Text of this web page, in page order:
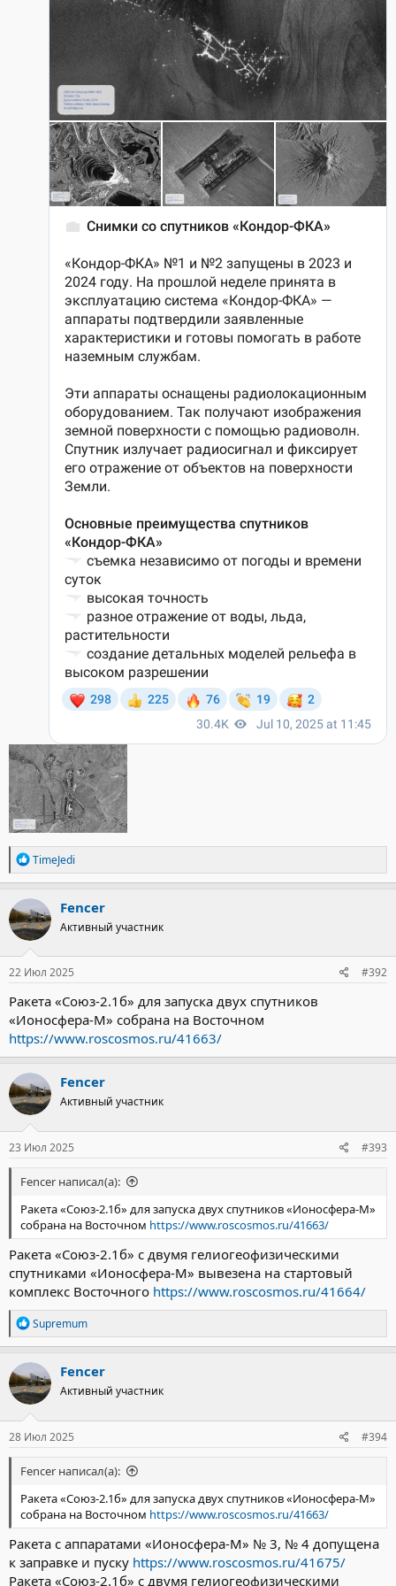
Р
е
а
к
ц
и
и
:
TimeJedi
Fencer
Активный участник
22 Июл 2025 #392
Ракета «Союз-2.1б» для запуска двух спутников
«Ионосфера-М» собрана на Восточном
https://www.roscosmos.ru/41663/
Fencer
Активный участник
23 Июл 2025 #393
Fencer написал(а):
Ракета «Союз-2.1б» для запуска двух спутников «Ионосфера-М»
собрана на Восточном https://www.roscosmos.ru/41663/
Ракета «Союз-2.1б» с двумя гелиогеофизическими
спутниками «Ионосфера-М» вывезена на стартовый
комплекс Восточного https://www.roscosmos.ru/41664/
Р
е
а
к
ц
и
и
:
Supremum
Fencer
Активный участник
28 Июл 2025 #394
Fencer написал(а):
Ракета «Союз-2.1б» для запуска двух спутников «Ионосфера-М»
собрана на Восточном https://www.roscosmos.ru/41663/
Ракета с аппаратами «Ионосфера-М» № 3, № 4 допущена
к заправке и пуску https://www.roscosmos.ru/41675/
Ракета «Союз-2.1б» с двумя гелиогеофизическими